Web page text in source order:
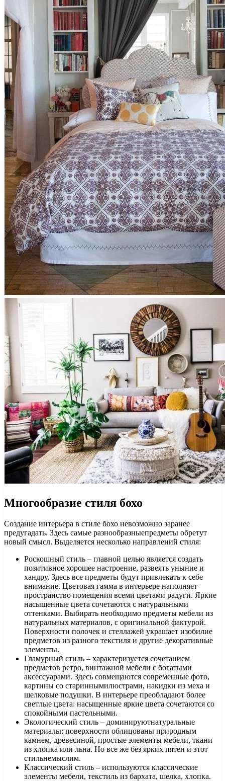
Многообразие стиля бохо
Создание интерьера в стиле бохо невозможно заранее
предугадать. Здесь самые разнообразныепредметы обретут
новый смысл. Выделяется несколько направлений стиля:
Роскошный стиль – главной целью является создать
позитивное хорошее настроение, развеять уныние и
хандру. Здесь все предметы будут привлекать к себе
внимание. Цветовая гамма в интерьере наполняет
пространство помещения всеми цветами радуги. Яркие
насыщенные цвета сочетаются с натуральными
оттенками. Выбирать необходимо предметы мебели из
натуральных материалов, с оригинальной фактурой.
Поверхности полочек и стеллажей украшает изобилие
предметов из разного текстиля и другие декоративные
элементы.
Гламурный стиль – характеризуется сочетанием
предметов ретро, винтажной мебели с богатыми
аксессуарами. Здесь совмещаются современные фото,
картины со стариннымилюстрами, накидки из меха и
шелковые подушки. В интерьере преобладают более
светлые цвета: насыщенные яркие цвета сочетаются со
спокойными пастельными.
Экологический стиль – доминируютнатуральные
материалы: поверхности облицованы природным
камнем, древесиной, простые элементы мебели, ткани
из хлопка или льна. Но все же без ярких пятен и этот
стильнемыслим.
Классический стиль – используются классические
элементы мебели, текстиль из бархата, шелка, хлопка.